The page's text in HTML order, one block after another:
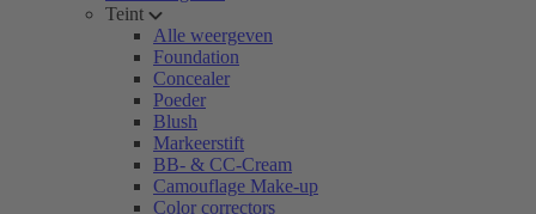
Teint
Alle weergeven
Foundation
Concealer
Poeder
Blush
Markeerstift
BB- & CC-Cream
Camouflage Make-up
Color correctors